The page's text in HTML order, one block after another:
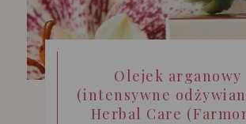
Olejek arganowy
(intensywne
Herbal Care